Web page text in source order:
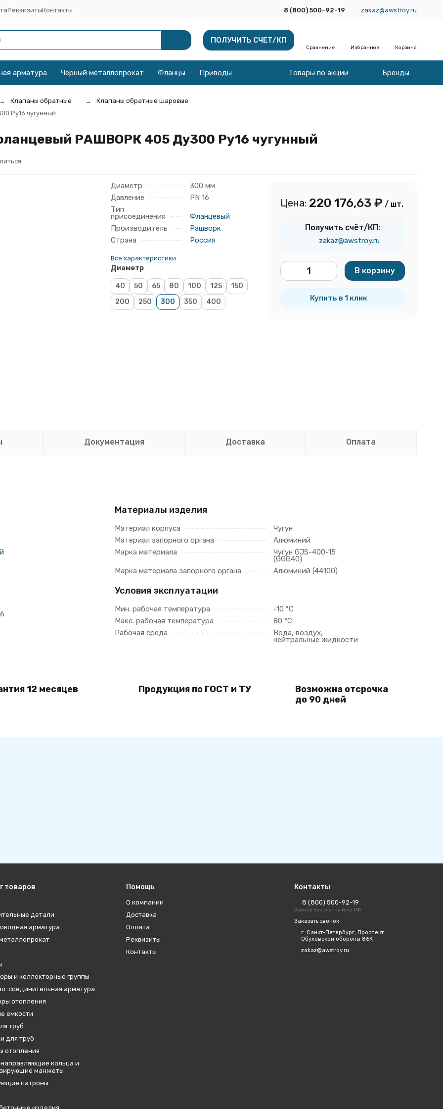
РеквизитыКонтакты 8 (800) 500-92-19 zakaz@awstroy.ru
ПОЛУЧИТЬ СЧЕТ/КП
Сравнение Избранное Корзина
арматура Черный металлопрокат Фланцы Приводы Товары по акции Бренды
Клапаны обратные
Клапаны обратные шаровые
Ру16 чугунный
РАШВОРК 405 Ду300 Ру16 чугунный
Диаметр
300 мм
Давление
PN 16
Тип
присоединения
Фланцевый
Производитель
Рашворк
Страна
Россия
Все характеристики
Диаметр
40 50 65 80 100 125
150
200
250 300 350 400
Цена: 220 176,63 ₽ / шт.
Получить счёт/КП:
zakaz@awstroy.ru
В корзину
Купить в 1 клик
Документация Доставка Оплата
Материалы изделия
Материал корпуса
Чугун
Материал запорного органа
Алюминий
Марка материала
Чугун GJS-400-15
(GGG40)
Марка материала запорного органа
Алюминий (44100)
Условия эксплуатации
Мин. рабочая температура
-10 °C
Макс. рабочая температура
80 °C
Рабочая среда
Вода, воздух,
нейтральные жидкости
12 месяцев Продукция по ГОСТ и ТУ
Возможна отсрочка
до 90 дней
товаров
детали
арматура
и коллекторные группы
соединительная арматура
отопления
емкости
труб
для труб
отопления
кольца и
манжеты
патроны
Помощь
О компании
Доставка
Оплата
Реквизиты
Контакты
Контакты
8 (800) 500-92-19
Звонок бесплатный по РФ
Заказать звонок
г. Санкт-Петербург, Проспект
Обуховской обороны 86К
zakaz@awstroy.ru